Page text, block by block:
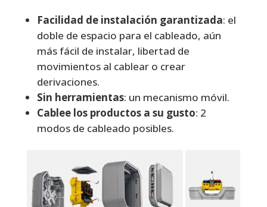
Facilidad de instalación garantizada: el
doble de espacio para el cableado, aún
más fácil de instalar, libertad de
movimientos al cablear o crear
derivaciones.
Sin herramientas: un mecanismo móvil.
Cablee los productos a su gusto: 2
modos de cableado posibles.